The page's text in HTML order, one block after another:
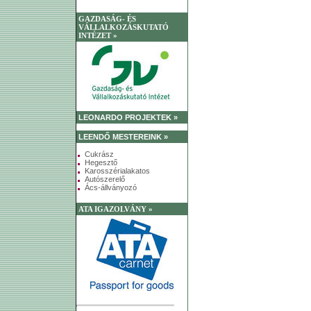
GAZDASÁG- ÉS
VÁLLALKOZÁSKUTATÓ
INTÉZET »
LEONARDO PROJEKTEK »
LEENDŐ MESTEREINK »
Cukrász
Hegesztő
Karosszérialakatos
Autószerelő
Ács-állványozó
ATA IGAZOLVÁNY »